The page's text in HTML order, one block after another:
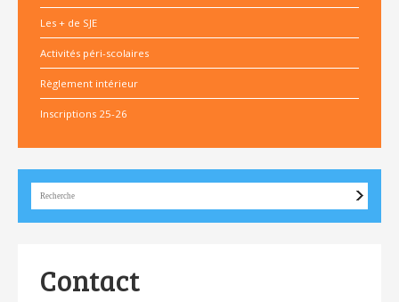
Les + de SJE
Activités péri-scolaires
Règlement intérieur
Inscriptions 25-26
Contact